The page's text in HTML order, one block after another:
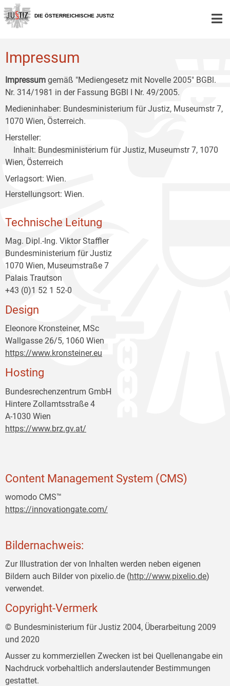
Zur
Hauptnavigation
[1]
Zum
Inhalt
[2]
Zum
Untermenü
[3]
DIE ÖSTERREICHISCHE JUSTIZ
Impressum
Impressum gemäß "Mediengesetz mit Novelle 2005" BGBl.
Nr. 314/1981 in der Fassung BGBl I Nr. 49/2005.
Medieninhaber: Bundesministerium für Justiz, Museumstr 7,
1070 Wien, Österreich.
Hersteller:
Inhalt: Bundesministerium für Justiz, Museumstr 7, 1070
Wien, Österreich
Verlagsort: Wien.
Herstellungsort: Wien.
Technische Leitung
Mag. Dipl.-Ing. Viktor Staffler
Bundesministerium für Justiz
1070 Wien, Museumstraße 7
Palais Trautson
+43 (0)1 52 1 52-0
Design
Eleonore Kronsteiner, MSc
Wallgasse 26/5, 1060 Wien
https://www.kronsteiner.eu
Hosting
Bundesrechenzentrum GmbH
Hintere Zollamtsstraße 4
A-1030 Wien
https://www.brz.gv.at/
Content Management System (CMS)
womodo CMS™
https://innovationgate.com/
Bildernachweis:
Zur Illustration der von Inhalten werden neben eigenen
Bildern auch Bilder von pixelio.de (http://www.pixelio.de)
verwendet.
Copyright-Vermerk
© Bundesministerium für Justiz 2004, Überarbeitung 2009
und 2020
Ausser zu kommerziellen Zwecken ist bei Quellenangabe ein
Nachdruck vorbehaltlich anderslautender Bestimmungen
gestattet.